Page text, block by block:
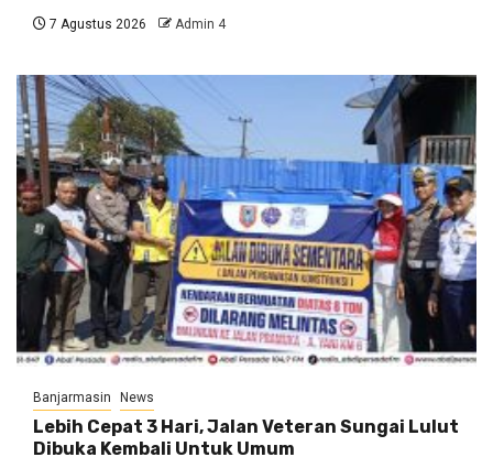
7 Agustus 2026 Admin 4
Banjarmasin News
Lebih Cepat 3 Hari, Jalan Veteran Sungai Lulut
Dibuka Kembali Untuk Umum